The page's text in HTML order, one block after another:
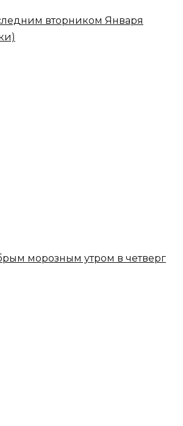
вторником Января
морозным утром в четверг